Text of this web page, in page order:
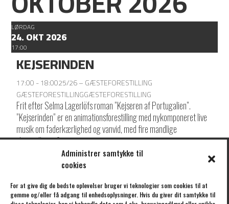
Administrer samtykke til
cookies
For at give dig de bedste oplevelser bruger vi teknologier som cookies til at
gemme og/eller få adgang til enhedsoplysninger. Hvis du giver dit samtykke til
LØRDAG
24. OKT 2026
17:00
KEJSERINDEN
17:00 - 18:0025/26 – GÆSTEFORESTILLING
GÆSTEFORESTILLINGGÆSTEFORESTILLING
Frit efter Selma Lagerlöfs roman ”Kejseren af Portugalien”.
”Kejserinden” er en animationsforestilling med nykomponeret live
musik om faderkærlighed og vanvid, med fire mandlige
skuespillere på scenen
KLIK HER FOR AT TILMELDE DIG VORES NYHEDSBREV